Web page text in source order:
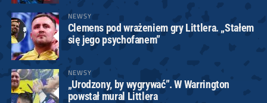
NEWSY
Clemens pod wrażeniem gry Littlera. „Stałem
się jego psychofanem”
NEWSY
„Urodzony, by wygrywać”. W Warrington
powstał mural Littlera